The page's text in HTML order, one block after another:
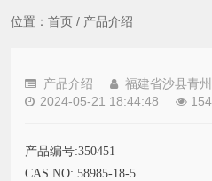
位置： 首页 / 产品介绍
产品介绍
福建省沙县青
2024-05-21 18:44:48
产品编号:350451
CAS NO: 58985-18-5